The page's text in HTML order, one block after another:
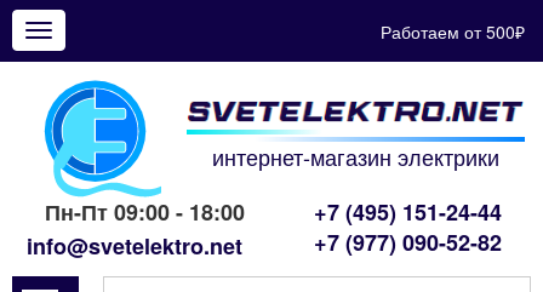
Показать
меню
Работаем от 500₽
интернет-магазин электрики
Пн-Пт 09:00 - 18:00
info@svetelektro.net
+7 (495) 151-24-44
+7 (977) 090-52-82